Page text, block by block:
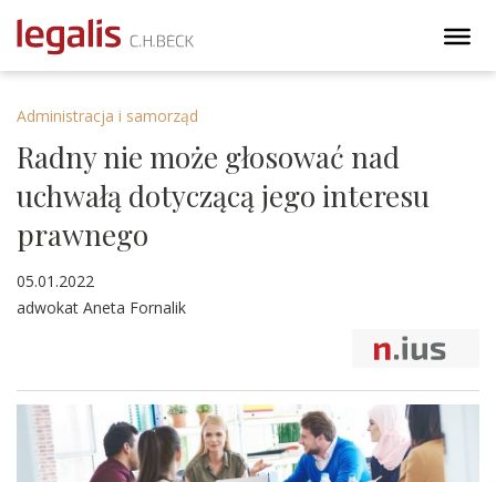
Administracja i samorząd
Radny nie może głosować nad
uchwałą dotyczącą jego interesu
prawnego
05.01.2022
adwokat Aneta Fornalik